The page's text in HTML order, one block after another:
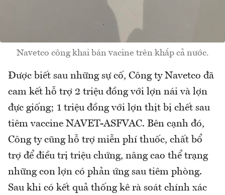
Navetco công khai bán vacine trên khắp cả nước.
Được biết sau những sự cố, Công ty Navetco đã
cam kết hỗ trợ 2 triệu đồng với lợn nái và lợn
đực giống; 1 triệu đồng với lợn thịt bị chết sau
tiêm vaccine NAVET-ASFVAC. Bên cạnh đó,
Công ty cũng hỗ trợ miễn phí thuốc, chất bổ
trợ để điều trị triệu chứng, nâng cao thể trạng
những con lợn có phản ứng sau tiêm phòng.
Sau khi có kết quả thống kê rà soát chính xác